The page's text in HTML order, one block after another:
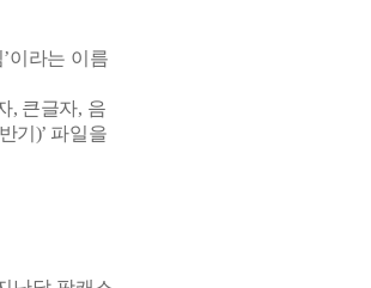
’이라는 이름
, 큰글자, 음
기 )’ 파일을